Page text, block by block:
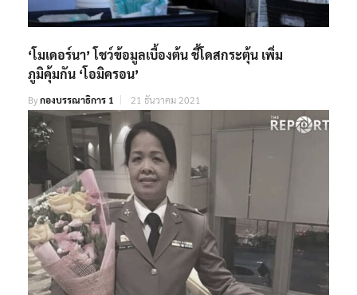
‘โมเดอร์นา’ โชว์ข้อมูลเบื้องต้น ชี้โดสกระตุ้น เพิ่ม
ภูมิคุ้มกัน ‘โอมิครอน’
Byกองบรรณาธิการ 1 21 ธันวาคม 2021